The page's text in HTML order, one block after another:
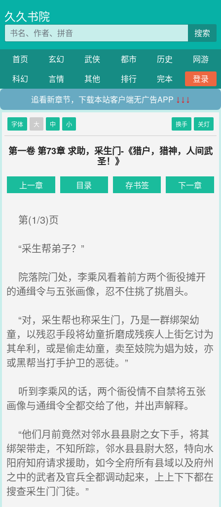
久久书院
搜索
首页 玄幻 武侠 都市 历史
网游
科幻
言情 其他 排行 完本
登录
追看新章节，下载本站客户端无广告APP ↓↓↓
字体 大 中 小 换手 关灯
第一卷 第73章 求助，采生门-《猎户，猎神，人间武
圣！》
上一章 目录 存书签 下一章
第(1/3)页
“采生帮弟子？”
院落院门处，李乘风看着前方两个衙役摊开
的通缉令与五张画像，忍不住挑了挑眉头。
“对，采生帮也称采生门，乃是一群绑架幼
童，以残忍手段将幼童折磨成残疾人上街乞讨为
其牟利，或是偷走幼童，卖至妓院为娼为妓，亦
或黑帮当打手护卫的恶徒。”
听到李乘风的话，两个衙役情不自禁将五张
画像与通缉令全都交给了他，并出声解释。
“他们月前竟然对邻水县县尉之女下手，将其
绑架带走，不知所踪，邻水县县尉大怒，特向水
阳府知府请求援助，如今全府所有县域以及府州
之中的武者及官兵全都调动起来，上上下下都在
搜查采生门门徒。”